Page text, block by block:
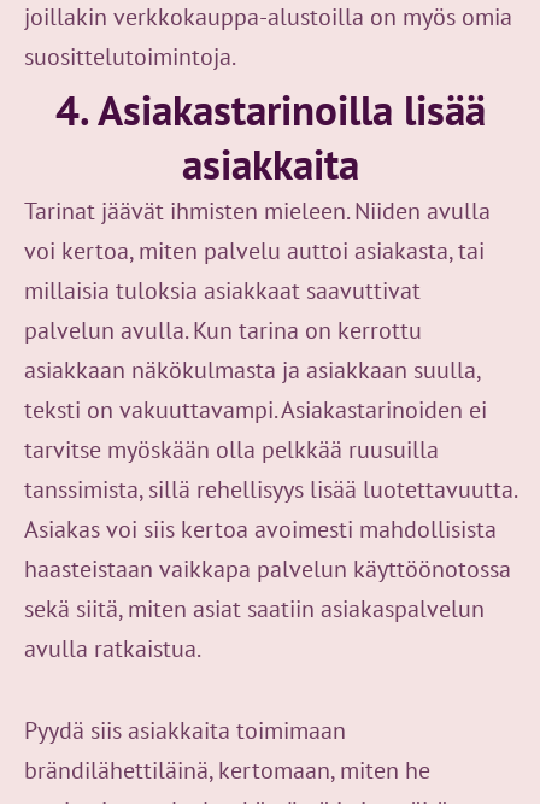
joillakin verkkokauppa-alustoilla on myös omia
suosittelutoimintoja.
4. Asiakastarinoilla lisää
asiakkaita
Tarinat jäävät ihmisten mieleen. Niiden avulla
voi kertoa, miten palvelu auttoi asiakasta, tai
millaisia tuloksia asiakkaat saavuttivat
palvelun avulla. Kun tarina on kerrottu
asiakkaan näkökulmasta ja asiakkaan suulla,
teksti on vakuuttavampi. Asiakastarinoiden ei
tarvitse myöskään olla pelkkää ruusuilla
tanssimista, sillä rehellisyys lisää luotettavuutta.
Asiakas voi siis kertoa avoimesti mahdollisista
haasteistaan vaikkapa palvelun käyttöönotossa
sekä siitä, miten asiat saatiin asiakaspalvelun
avulla ratkaistua.
Pyydä siis asiakkaita toimimaan
brändilähettiläinä, kertomaan, miten he